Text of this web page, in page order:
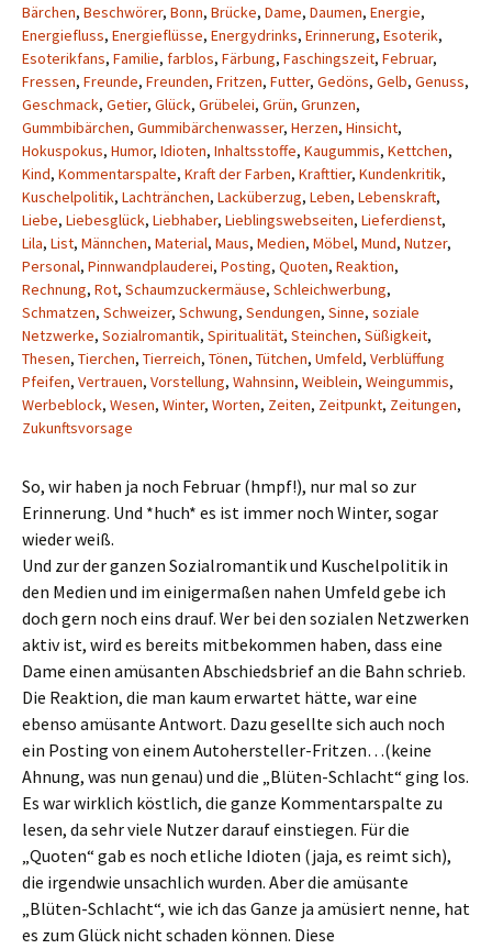
Bärchen, Beschwörer, Bonn, Brücke, Dame, Daumen, Energie,
Energiefluss, Energieflüsse, Energydrinks, Erinnerung, Esoterik,
Esoterikfans, Familie, farblos, Färbung, Faschingszeit, Februar,
Fressen, Freunde, Freunden, Fritzen, Futter, Gedöns, Gelb, Genuss,
Geschmack, Getier, Glück, Grübelei, Grün, Grunzen,
Gummbibärchen, Gummibärchenwasser, Herzen, Hinsicht,
Hokuspokus, Humor, Idioten, Inhaltsstoffe, Kaugummis, Kettchen,
Kind, Kommentarspalte, Kraft der Farben, Krafttier, Kundenkritik,
Kuschelpolitik, Lachtränchen, Lacküberzug, Leben, Lebenskraft,
Liebe, Liebesglück, Liebhaber, Lieblingswebseiten, Lieferdienst,
Lila, List, Männchen, Material, Maus, Medien, Möbel, Mund, Nutzer,
Personal, Pinnwandplauderei, Posting, Quoten, Reaktion,
Rechnung, Rot, Schaumzuckermäuse, Schleichwerbung,
Schmatzen, Schweizer, Schwung, Sendungen, Sinne, soziale
Netzwerke, Sozialromantik, Spiritualität, Steinchen, Süßigkeit,
Thesen, Tierchen, Tierreich, Tönen, Tütchen, Umfeld, Verblüffung
Pfeifen, Vertrauen, Vorstellung, Wahnsinn, Weiblein, Weingummis,
Werbeblock, Wesen, Winter, Worten, Zeiten, Zeitpunkt, Zeitungen,
Zukunftsvorsage
So, wir haben ja noch Februar (hmpf!), nur mal so zur
Erinnerung. Und *huch* es ist immer noch Winter, sogar
wieder weiß.
Und zur der ganzen Sozialromantik und Kuschelpolitik in
den Medien und im einigermaßen nahen Umfeld gebe ich
doch gern noch eins drauf. Wer bei den sozialen Netzwerken
aktiv ist, wird es bereits mitbekommen haben, dass eine
Dame einen amüsanten Abschiedsbrief an die Bahn schrieb.
Die Reaktion, die man kaum erwartet hätte, war eine
ebenso amüsante Antwort. Dazu gesellte sich auch noch
ein Posting von einem Autohersteller-Fritzen…(keine
Ahnung, was nun genau) und die „Blüten-Schlacht“ ging los.
Es war wirklich köstlich, die ganze Kommentarspalte zu
lesen, da sehr viele Nutzer darauf einstiegen. Für die
„Quoten“ gab es noch etliche Idioten (jaja, es reimt sich),
die irgendwie unsachlich wurden. Aber die amüsante
„Blüten-Schlacht“, wie ich das Ganze ja amüsiert nenne, hat
es zum Glück nicht schaden können. Diese